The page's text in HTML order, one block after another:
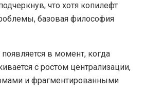
что хотя копилефт
базовая философия
в момент, когда
с ростом централизации,
и фрагментированными